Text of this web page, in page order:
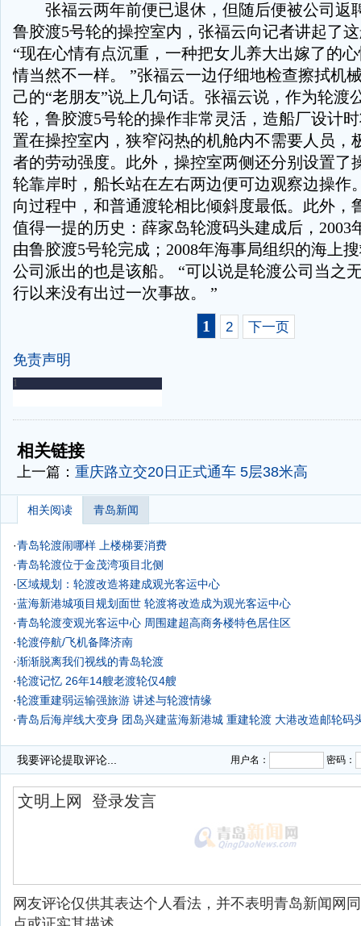
张福云两年前便已退休，但随后便被公司返
鲁胶渡5号轮的操控室内，张福云向记者讲起了
“现在心情有点沉重，一种把女儿养大出嫁了的
情当然不一样。 ”张福云一边仔细地检查擦拭机
己的“老朋友”说上几句话。张福云说，作为轮渡
轮，鲁胶渡5号轮的操作非常灵活，造船厂设计
置在操控室内，狭窄闷热的机舱内不需要人员，
者的劳动强度。此外，操控室两侧还分别设置了
轮靠岸时，船长站在左右两边便可边观察边操作
向过程中，和普通渡轮相比倾斜度最低。此外，
值得一提的历史：薛家岛轮渡码头建成后，2003
由鲁胶渡5号轮完成；2008年海事局组织的海上
公司派出的也是该船。 “可以说是轮渡公司当之
行以来没有出过一次事故。 ”
1
2 下一页
免责声明
-
相关链接
上一篇： 重庆路立交20日正式通车 5层38米高
相关阅读 青岛新闻
·青岛轮渡闹哪样 上楼梯要消费
·青岛轮渡位于金茂湾项目北侧
· 区域规划：轮渡改造将建成观光客运中心
·蓝海新港城项目规划面世 轮渡将改造成为观光客运中心
·青岛轮渡变观光客运中心 周围建超高商务楼特色居住区
·轮渡停航/飞机备降济南
·渐渐脱离我们视线的青岛轮渡
·轮渡记忆 26年14艘老渡轮仅4艘
·轮渡重建弱运输强旅游 讲述与轮渡情缘
·青岛后海岸线大变身 团岛兴建蓝海新港城 重建轮渡 大港改造邮轮码
我要评论提取评论... 用户名： 密码：
网友评论仅供其表达个人看法，并不表明青岛新闻网